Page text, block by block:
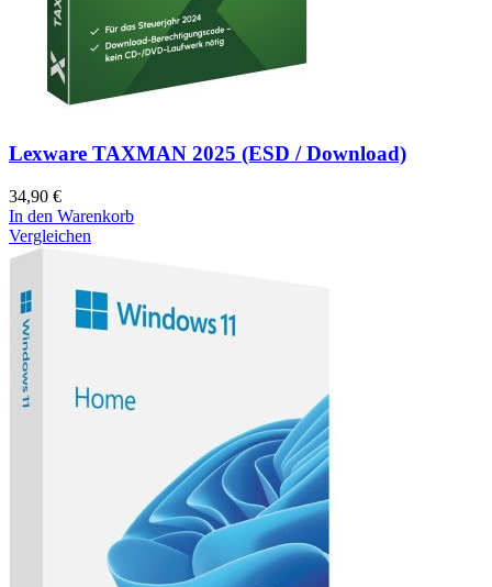
Lexware TAXMAN 2025 (ESD / Download)
34,90 €
In den Warenkorb
Vergleichen